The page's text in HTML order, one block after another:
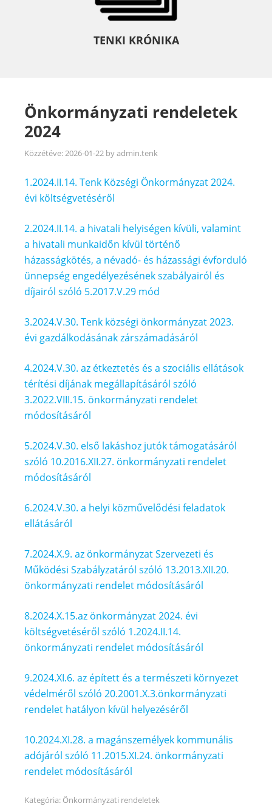
TENKI KRÓNIKA
Önkormányzati rendeletek
2024
Közzétéve:2026-01-22 byadmin.tenk
1.2024.II.14. Tenk Községi Önkormányzat 2024.
évi költségvetéséről
2.2024.II.14. a hivatali helyiségen kívüli, valamint
a hivatali munkaidőn kívül történő
házasságkötés, a névadó- és házassági évforduló
ünnepség engedélyezésének szabályairól és
díjairól szóló 5.2017.V.29 mód
3.2024.V.30. Tenk községi önkormányzat 2023.
évi gazdálkodásának zárszámadásáról
4.2024.V.30. az étkeztetés és a szociális ellátások
térítési díjának megállapításáról szóló
3.2022.VIII.15. önkormányzati rendelet
módosításáról
5.2024.V.30. első lakáshoz jutók támogatásáról
szóló 10.2016.XII.27. önkormányzati rendelet
módosításáról
6.2024.V.30. a helyi közművelődési feladatok
ellátásáról
7.2024.X.9. az önkormányzat Szervezeti és
Működési Szabályzatáról szóló 13.2013.XII.20.
önkormányzati rendelet módosításáról
8.2024.X.15.az önkormányzat 2024. évi
költségvetéséről szóló 1.2024.II.14.
önkormányzati rendelet módosításáról
9.2024.XI.6. az épített és a természeti környezet
védelméről szóló 20.2001.X.3.önkormányzati
rendelet hatályon kívül helyezéséről
10.2024.XI.28. a magánszemélyek kommunális
adójáról szóló 11.2015.XI.24. önkormányzati
rendelet módosításáról
Kategória: Önkormányzati rendeletek